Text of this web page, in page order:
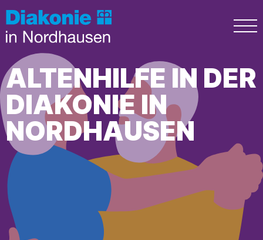
ALTENHILFE IN DER
DIAKONIE IN
NORDHAUSEN